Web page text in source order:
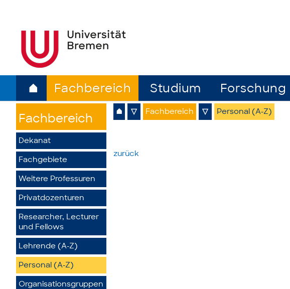
⌂ Fachbereich Studium Forschung
Fachbereich
Dekanat
Fachgebiete
Weitere Professuren
Privatdozenturen
Researcher, Lecturer
und Fellows
Lehrende (A-Z)
Personal (A-Z)
Organisationsgruppen
⌂ ▽ Fachbereich ▽ Personal (A-Z)
zurück